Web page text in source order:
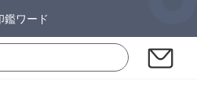
鑑ワード